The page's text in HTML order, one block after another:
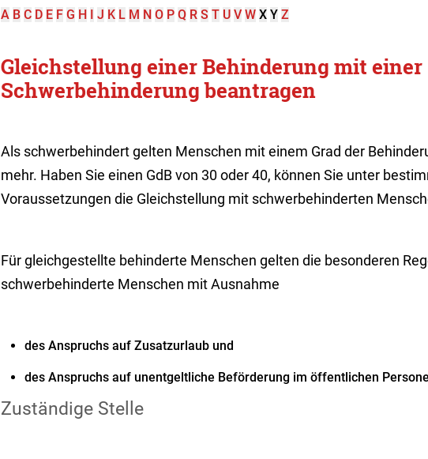
A B C D E F G H I J K L M N O P Q R S T U V W X Y Z
Gleichstellung einer Behinderung mit einer
Schwerbehinderung beantragen
Als schwerbehindert gelten Menschen mit einem Grad der
mehr. Haben Sie einen GdB von 30 oder 40, können Sie unter
Voraussetzungen die Gleichstellung mit schwerbehinderten
Für gleichgestellte behinderte Menschen gelten die besonderen
schwerbehinderte Menschen mit Ausnahme
des Anspruchs auf Zusatzurlaub und
des Anspruchs auf unentgeltliche Beförderung im öffentlichen
Zuständige Stelle